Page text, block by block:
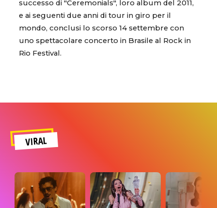
successo di "Ceremonials", loro album del 2011,
e ai seguenti due anni di tour in giro per il
mondo, conclusi lo scorso 14 settembre con
uno spettacolare concerto in Brasile al Rock in
Rio Festival.
VIRAL